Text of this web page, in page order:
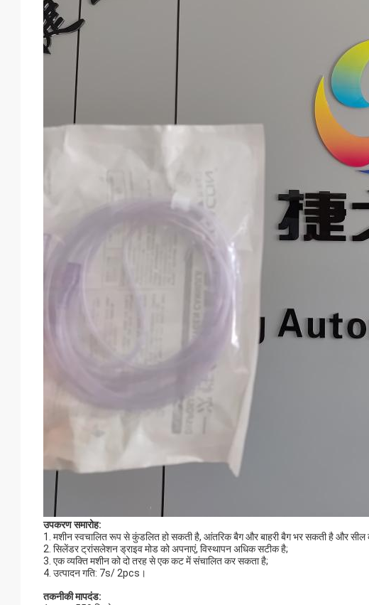
उपकरण समारोह:
1. मशीन स्वचालित रूप से कुंडलित हो सकती है, आंतरिक बैग और बाहरी बैग भर सकती है और सील
2. सिलेंडर ट्रांसलेशन ड्राइव मोड को अपनाएं, विस्थापन अधिक सटीक है;
3. एक व्यक्ति मशीन को दो तरह से एक कट में संचालित कर सकता है;
4. उत्पादन गति: 7s/ 2pcs।
तकनीकी मापदंड: